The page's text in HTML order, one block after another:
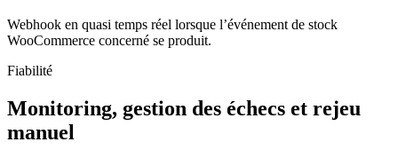
Webhook en quasi temps réel lorsque l’événement de stock
WooCommerce concerné se produit.
Fiabilité
Monitoring, gestion des échecs et rejeu
manuel